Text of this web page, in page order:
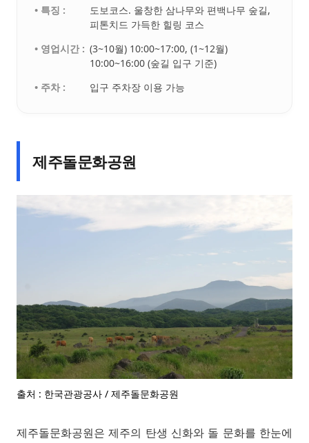
• 특징 :
도보코스. 울창한 삼나무와 편백나무 숲길,
피톤치드 가득한 힐링 코스
• 영업시간 : (3~10월) 10:00~17:00, (1~12월)
10:00~16:00 (숲길 입구 기준)
• 주차 :
입구 주차장 이용 가능
제주돌문화공원
출처 : 한국관광공사 / 제주돌문화공원
제주돌문화공원은 제주의 탄생 신화와 돌 문화를 한눈에